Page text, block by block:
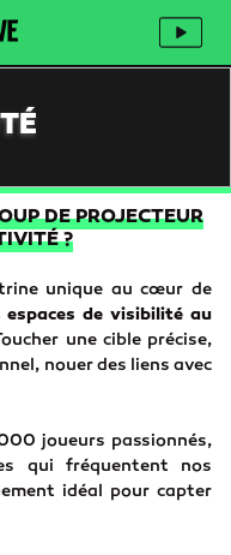
DE PROJECTEUR
?
unique au cœur de
espaces de visibilité au
une cible précise,
nouer des liens avec
joueurs passionnés,
qui fréquentent nos
idéal pour capter